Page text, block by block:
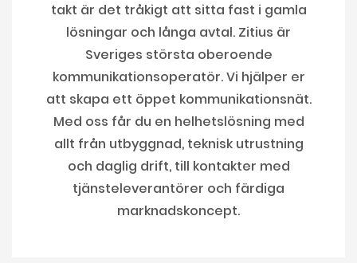
takt är det tråkigt att sitta fast i gamla
lösningar och långa avtal. Zitius är
Sveriges största oberoende
kommunikationsoperatör. Vi hjälper er
att skapa ett öppet kommunikationsnät.
Med oss får du en helhetslösning med
allt från utbyggnad, teknisk utrustning
och daglig drift, till kontakter med
tjänsteleverantörer och färdiga
marknadskoncept.